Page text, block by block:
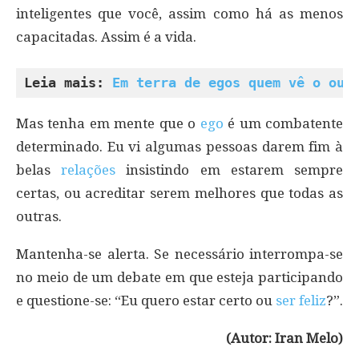
inteligentes que você, assim como há as menos
capacitadas. Assim é a vida.
Leia mais: Em terra de egos quem vê o
Mas tenha em mente que o ego é um combatente
determinado. Eu vi algumas pessoas darem fim à
belasrelações insistindo em estarem sempre
certas, ou acreditar serem melhores que todas as
outras.
Mantenha-se alerta. Se necessário interrompa-se
no meio de um debate em que esteja participando
e questione-se: “Eu quero estar certo ou ser feliz?”.
(Autor: Iran Melo)